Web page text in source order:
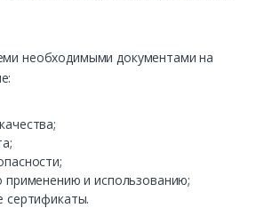
необходимыми документами на
применению и использованию;
сертификаты.